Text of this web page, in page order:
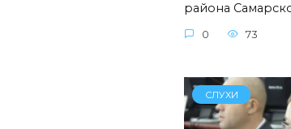
района
0 73
СЛУХИ